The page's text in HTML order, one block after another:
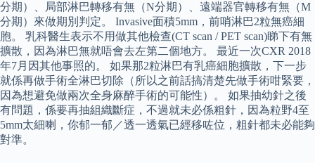
分期）、局部淋巴轉移有無（N分期）、遠端器官轉移有無（M
分期）來做期別判定。 Invasive面積5mm，前哨淋巴2粒無癌細
胞。 乳科醫生表示不用做其他檢查(CT scan / PET scan)睇下有無
擴散，因為淋巴無就唔會去左第二個地方。 最近一次CXR 2018
年7月因其他事照的。 如果那2粒淋巴有乳癌細胞擴散，下一步
就係再做手術全淋巴切除（所以之前話搞清楚先做手術咁緊要，
因為想避免做兩次全身麻醉手術的可能性）。 如果抽幼針之後
有問題，係要再抽組織斷症，不過就未必係粗針，因為粒野4至
5mm太細喇，你郁一郁／透一透氣已經移咗位，粗針都未必能夠
對準。